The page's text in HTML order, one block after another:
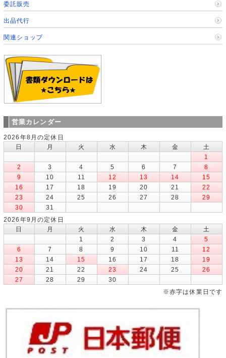
委託販売
出品代行
関連ショップ
営業カレンダー
2026年8月の定休日
日
月 火 水 木 金
土
1
2
3 4 5 6 7
8
9
10 11 12 13 14
15
16
17 18 19 20 21
22
23
24 25 26 27 28
29
30
31
2026年9月の定休日
日
月 火 水 木 金
土
1
2 3 4
5
6
7 8 9 10 11
12
13
14 15 16 17 18
19
20
21 22 23 24 25
26
27
28 29
30
※赤字は休業日です